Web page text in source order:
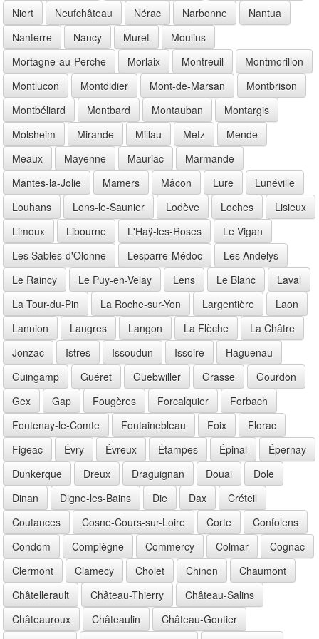
Niort Neufchâteau Nérac Narbonne
Nantua
Nanterre
Nancy Muret
Moulins
Mortagne-au-Perche
Morlaix Montreuil
Montmorillon
Montlucon
Montdidier Mont-de-Marsan
Montbrison
Montbéliard
Montbard Montauban
Montargis
Molsheim
Mirande Millau Metz
Mende
Meaux
Mayenne Mauriac
Marmande
Mantes-la-Jolie
Mamers Mâcon Lure
Lunéville
Louhans
Lons-le-Saunier Lodève Loches
Lisieux
Limoux
Libourne L'Haÿ-les-Roses
Le Vigan
Les Sables-d'Olonne
Lesparre-Médoc
Les Andelys
Le Raincy
Le Puy-en-Velay Lens Le Blanc
Laval
La Tour-du-Pin
La Roche-sur-Yon Largentière
Laon
Lannion
Langres Langon La Flèche
La Châtre
Jonzac
Istres Issoudun Issoire
Haguenau
Guingamp
Guéret Guebwiller Grasse
Gourdon
Gex
Gap Fougères Forcalquier
Forbach
Fontenay-le-Comte
Fontainebleau Foix
Florac
Figeac
Évry Évreux Étampes Épinal
Épernay
Dunkerque
Dreux Draguignan Douai
Dole
Dinan
Digne-les-Bains Die Dax
Créteil
Coutances
Cosne-Cours-sur-Loire Corte
Confolens
Condom
Compiègne Commercy Colmar
Cognac
Clermont
Clamecy Cholet Chinon
Chaumont
Châtellerault
Château-Thierry
Château-Salins
Châteauroux
Châteaulin
Château-Gontier